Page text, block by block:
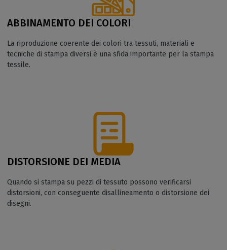
ABBINAMENTO DEI COLORI
La riproduzione coerente dei colori tra tessuti, materiali e
tecniche di stampa diversi è una sfida importante per la stampa
tessile.
DISTORSIONE DEI MEDIA
Quando si stampa su pezzi di tessuto possono verificarsi
distorsioni, con conseguente disallineamento o distorsione dei
disegni.